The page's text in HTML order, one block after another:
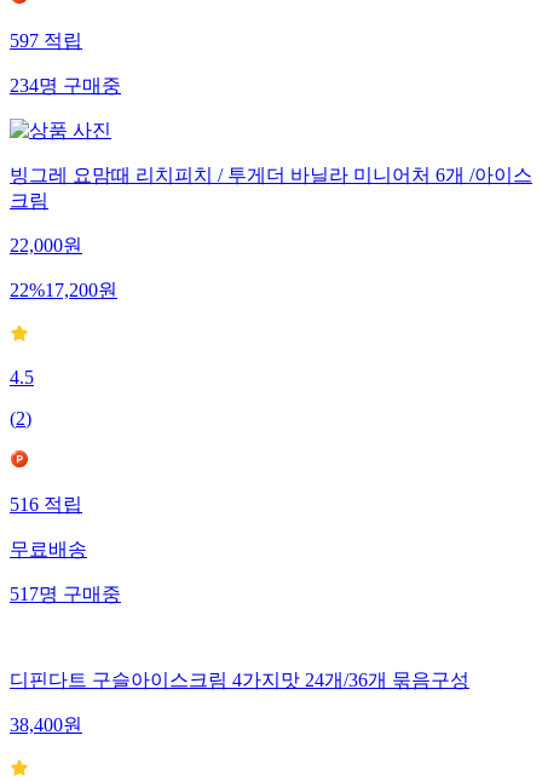
597적립
234명구매중
빙그레 요맘때 리치피치 / 투게더 바닐라 미니어처 6개 /아이스
크림
22,000원
22%17,200원
4.5
(2)
516적립
무료배송
517명구매중
디핀다트 구슬아이스크림 4가지맛 24개/36개 묶음구성
38,400원